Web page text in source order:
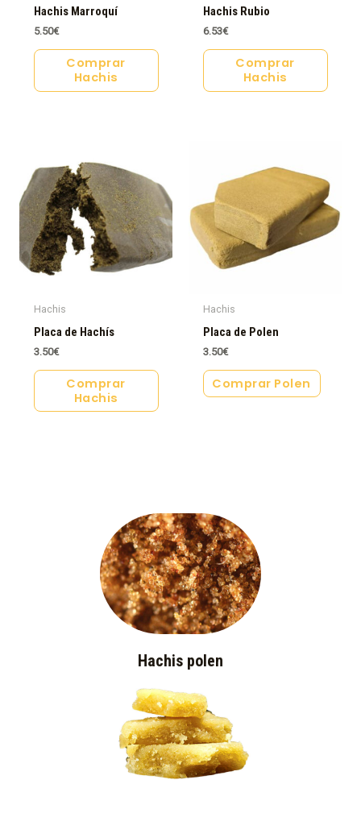
Hachis Marroquí
5.50€
Comprar
Hachis
Hachis Rubio
6.53€
Comprar
Hachis
Hachis
Placa de Hachís
3.50€
Comprar
Hachis
Hachis
Placa de Polen
3.50€
Comprar Polen
Hachis polen